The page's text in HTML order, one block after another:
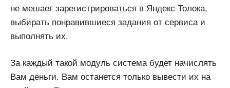
не мешает зарегистрироваться в Яндекс Толока,
выбирать понравившиеся задания от сервиса и
выполнять их.
За каждый такой модуль система будет начислять
Вам деньги. Вам останется только вывести их на